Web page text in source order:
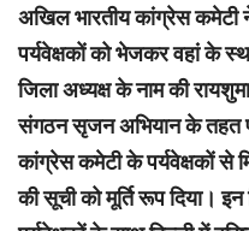
अखिल भारतीय कांग्रेस कमेटी
पर्यवेक्षकों को भेजकर वहां के
जिला अध्यक्ष के नाम की
संगठन सृजन अभियान के तहत
कांग्रेस कमेटी के पर्यवेक्षकों से
की सूची को मूर्ति रूप दिया। इन